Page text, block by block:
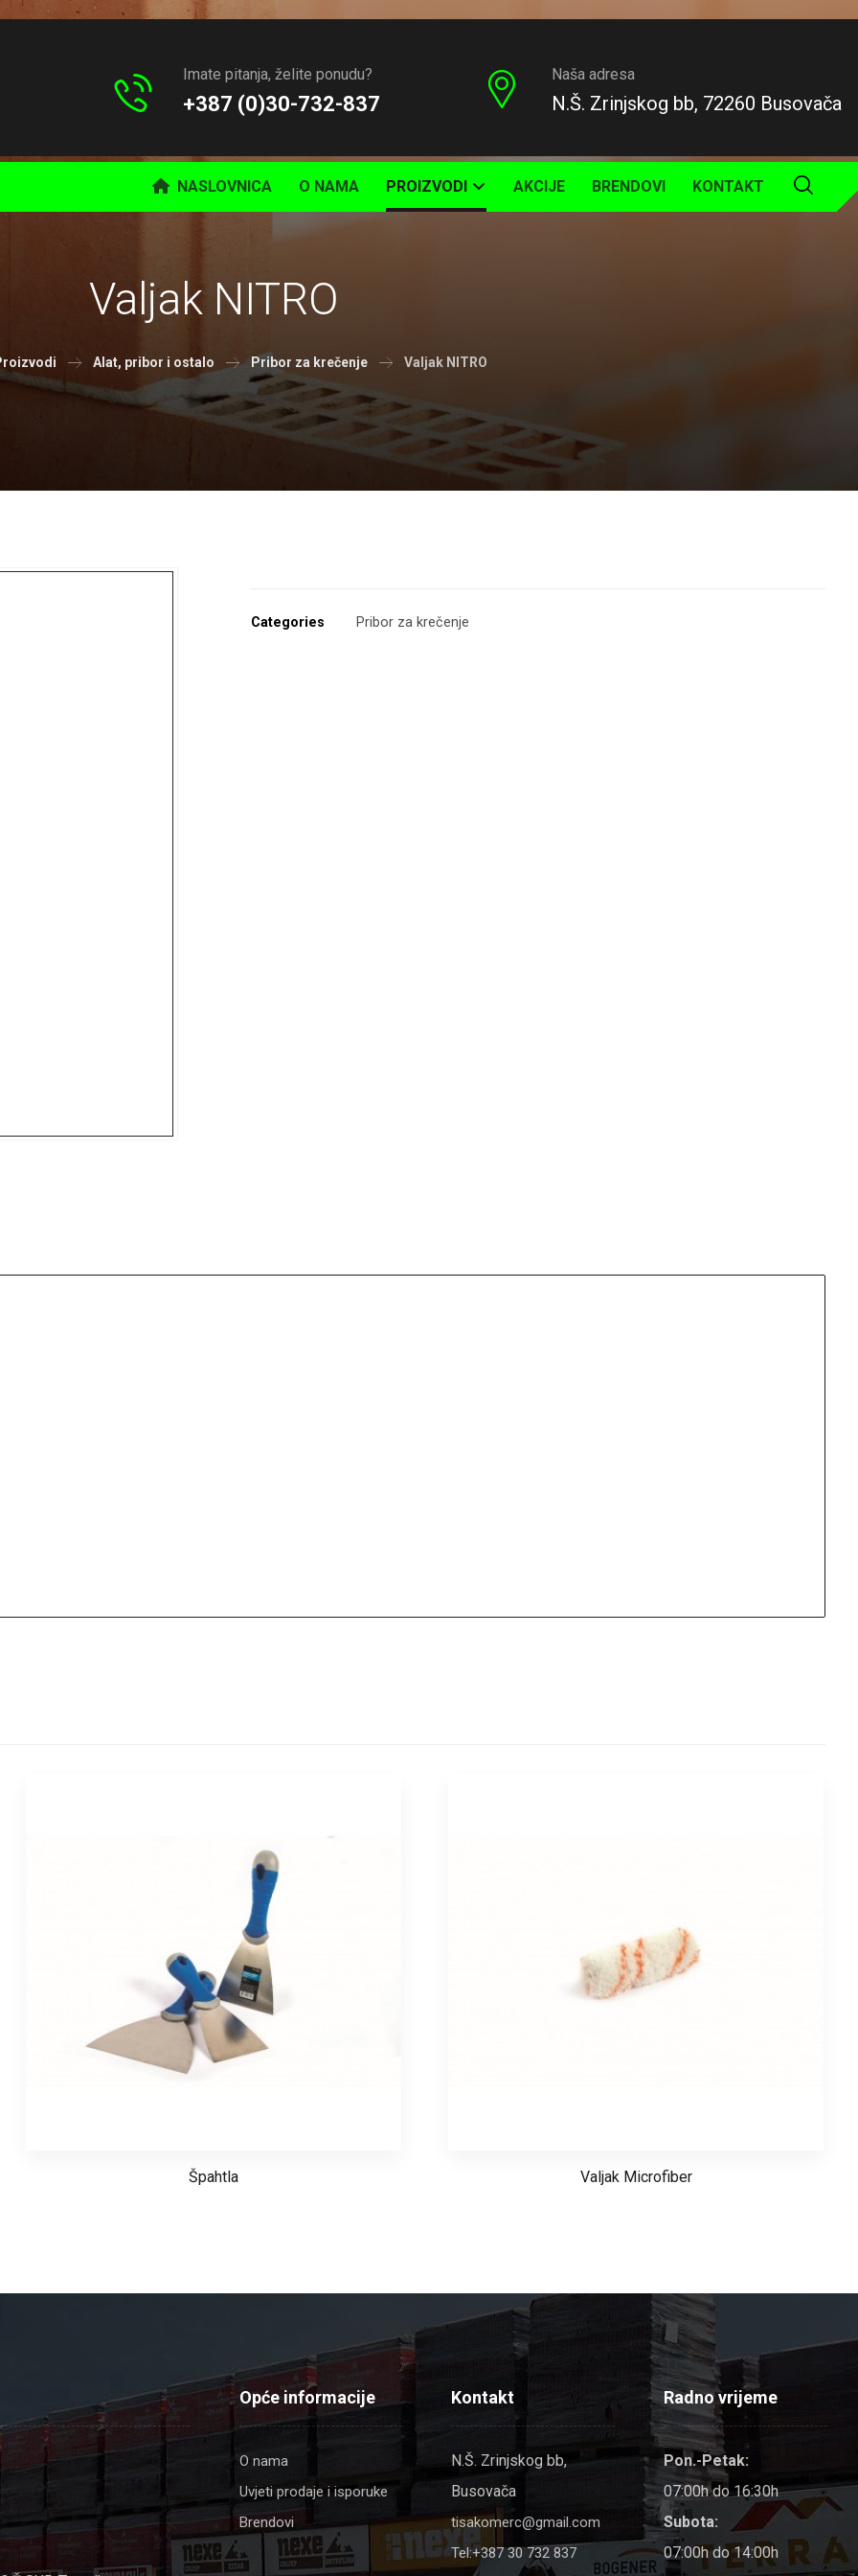
Imate pitanja, želite ponudu?
+387 (0)30-732-837
Naša adresa
N.Š. Zrinjskog bb, 72260 Busovača
NASLOVNICA O NAMA PROIZVODI AKCIJE BRENDOVI KONTAKT
Valjak NITRO
Alat, pribor i ostalo Pribor za krečenje Valjak NITRO
Categories Pribor za krečenje
Špahtla Valjak Microfiber
Opće informacije
O nama
Uvjeti prodaje i isporuke
Brendovi
Kontakt
N.Š. Zrinjskog bb,
Busovača
tisakomerc@gmail.com
Tel:+387 30 732 837
Radno vrijeme
Pon.-Petak:
07:00h do 16:30h
Subota:
07:00h do 14:00h